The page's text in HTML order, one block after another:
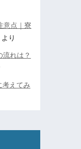
意点｜寮
より
流れは？
考えてみ